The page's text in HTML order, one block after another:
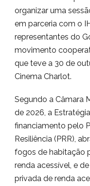
organizar uma
em parceria com o
representantes do
movimento
que teve a 30 de
Cinema Charlot.
Segundo a Câmara
de 2026, a
financiamento pelo
Resiliência (PRR),
fogos de habitação
renda acessível, e
privada de renda